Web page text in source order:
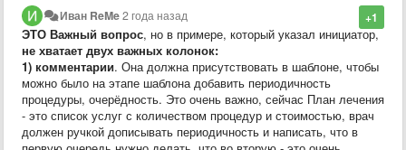
+1
Иван ReMe2 года назад
ЭТО Важный вопрос, но в примере, который указал инициатор,
не хватает двух важных колонок:
1) комментарии. Она должна присутствовать в шаблоне, чтобы
можно было на этапе шаблона добавить периодичность
процедуры, очерёдность. Это очень важно, сейчас План лечения
- это список услуг с количеством процедур и стоимостью, врач
должен ручкой дописывать периодичность и написать, что в